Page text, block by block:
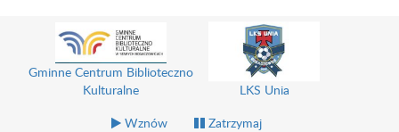
Gminne Centrum Biblioteczno
Kulturalne
LKS Unia
Wznów
Zatrzymaj